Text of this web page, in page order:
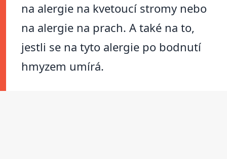
na alergie na kvetoucí stromy nebo
na alergie na prach. A také na to,
jestli se na tyto alergie po bodnutí
hmyzem umírá.